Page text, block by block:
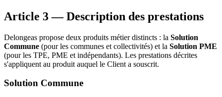
Article 3 — Description des prestations
Delongeas propose deux produits métier distincts : la Solution
Commune (pour les communes et collectivités) et la Solution PME
(pour les TPE, PME et indépendants). Les prestations décrites
s'appliquent au produit auquel le Client a souscrit.
Solution Commune